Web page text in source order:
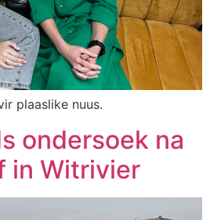
plaaslike nuus.
ondersoek na
in Witrivier